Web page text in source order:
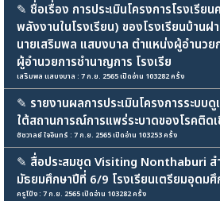
✎ ชื่อเรื่อง การประเมินโครงการโรงเรีย
พลังงานในโรงเรียน) ของโรงเรียนบ้านฝ
นายเสริมพล แสบงบาล ตำแหน่งผู้อำนวย
ผู้อำนวยการชำนาญการ โรงเรีย
เสริมพล แสบงบาล : 7 ก.ย. 2565 เปิดอ่าน 103282 ครั้ง
✎ รายงานผลการประเมินโครงการระบบ
ใต้สถานการณ์การแพร่ระบาดของโรคติด
ชัชวาลย์ ใจอินทร์ : 7 ก.ย. 2565 เปิดอ่าน 103253 ครั้ง
✎ สื่อประสมชุด Visiting Nonthaburi ส
มัธยมศึกษาปีที่ 6/9 โรงเรียนเตรียมอุดม
ครูโป้ง : 7 ก.ย. 2565 เปิดอ่าน 103282 ครั้ง